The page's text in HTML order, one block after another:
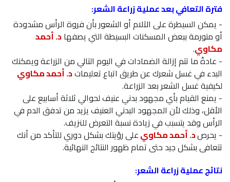
فترة التعافي بعد عملية زراعة الشعر:
- يمكن السيطرة على الآلام أو الشعور بأن فروة الرأس مشدودة
أو متورمة ببعض المسكنات البسيطة التي يصفهاد. أحمد
مكاوي.
- عادةً ما تتم إزالة الضمادات في اليوم التالي من الزراعة ويمكنك
البدء في غسل شعرك عن طريق اتباع تعليماتد. أحمد مكاوي
لكيفية غسل الشعر بعد الزراعة.
- يمنع القيام بأي مجهود بدني عنيف لحوالي ثلاثة أسابيع على
الأقل، وذلك لأن المجهود البدني العنيف يزيد من تدفق الدم في
الرأس وقد يتسبب في زيادة نسبة التعرض للنزيف.
- يحرصد. أحمد مكاويعلى رؤيتك بشكل دوري للتأكد من أنك
تتعافى بشكل جيد حتى تمام ظهور النتائج النهائية.
نتائج عملية زراعة الشعر: